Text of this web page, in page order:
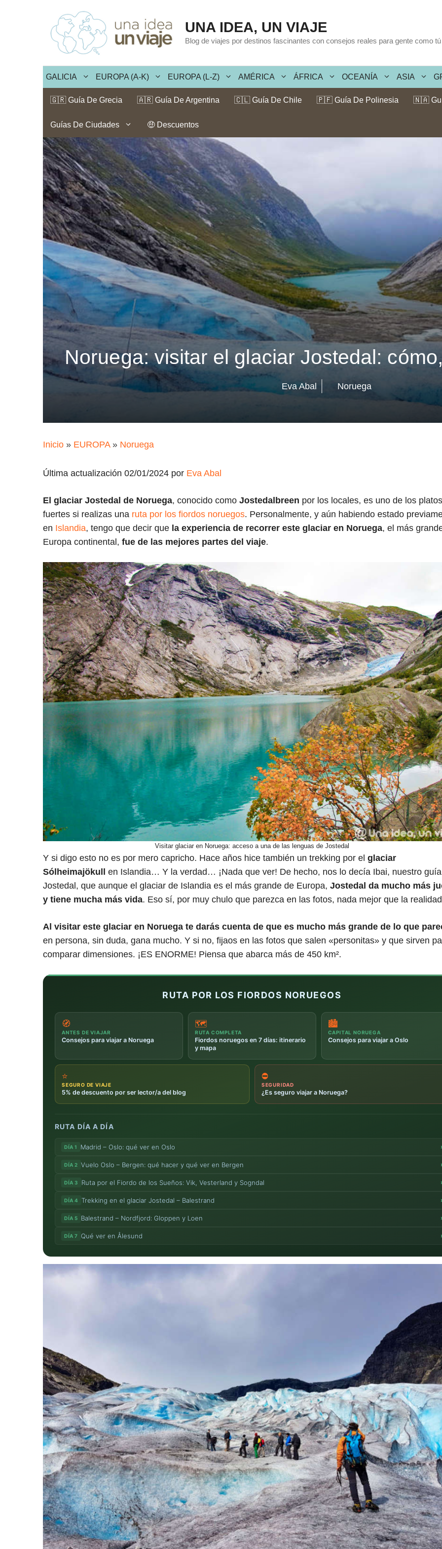
contenido
UNA IDEA, UN VIAJE
Blog de viajes por destinos fascinantes con consejos reales para gente como tú
GALICIA EUROPA (A-K) EUROPA (L-Z) AMÉRICA ÁFRICA OCEANÍA ASIA
🇬🇷 Guía De Grecia 🇦🇷 Guía De Argentina 🇨🇱 Guía De Chile 🇵🇫 Guía De Polinesia 🇳🇦
Guías De Ciudades 🤑 Descuentos
Noruega: visitar el glaciar Jostedal:
Eva Abal Noruega
Inicio » EUROPA» Noruega
Última actualización 02/01/2024 por Eva Abal
El glaciar Jostedal de Noruega, conocido como Jostedalbreen por los locales, es uno de los platos
fuertes si realizas una ruta por los fiordos noruegos. Personalmente, y aún habiendo estado
en Islandia, tengo que decir que la experiencia de recorrer este glaciar en Noruega, el más
Europa continental, fue de las mejores partes del viaje.
Visitar glaciar en Noruega: acceso a una de las lenguas de Jostedal
Y si digo esto no es por mero capricho. Hace años hice también un trekking por el glaciar
Sólheimajökull en Islandia… Y la verdad… ¡Nada que ver! De hecho, nos lo decía Ibai, nuestro
Jostedal, que aunque el glaciar de Islandia es el más grande de Europa, Jostedal da mucho más
y tiene mucha más vida. Eso sí, por muy chulo que parezca en las fotos, nada mejor que la
Al visitar este glaciar en Noruega te darás cuenta de que es mucho más grande de lo que
en persona, sin duda, gana mucho. Y si no, fijaos en las fotos que salen «personitas» y que sirven
comparar dimensiones. ¡ES ENORME! Piensa que abarca más de 450 km².
RUTA POR LOS FIORDOS NORUEGOS
🧭
ANTES DE VIAJAR
Consejos para viajar a Noruega
🗺️
RUTA COMPLETA
Fiordos noruegos en 7 días: itinerario
y mapa
🏙️
CAPITAL NORUEGA
Consejos para viajar a Oslo
⭐
SEGURO DE VIAJE
5% de descuento por ser lector/a del blog
⛔
SEGURIDAD
¿Es seguro viajar a Noruega?
RUTA DÍA A DÍA
DÍA 1 Madrid – Oslo: qué ver en Oslo
DÍA 2 Vuelo Oslo – Bergen: qué hacer y qué ver en Bergen
DÍA 3 Ruta por el Fiordo de los Sueños: Vik, Vesterland y Sogndal
DÍA 4 Trekking en el glaciar Jostedal – Balestrand
DÍA 5 Balestrand – Nordfjord: Gloppen y Loen
DÍA 7 Qué ver en Ålesund